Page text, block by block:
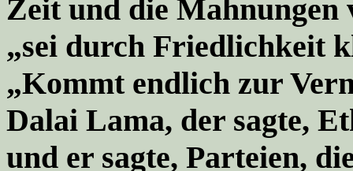
Zeit und die Mahnungen
„sei durch Friedlichkeit
„Kommt endlich zur
Dalai Lama, der sagte,
und er sagte, Parteien,